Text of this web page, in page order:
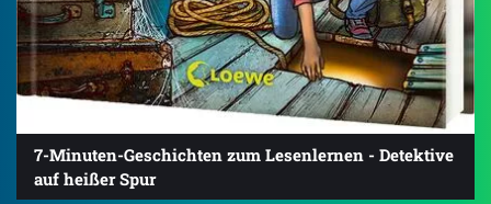
7-Minuten-Geschichten zum Lesenlernen - Detektive
auf heißer Spur